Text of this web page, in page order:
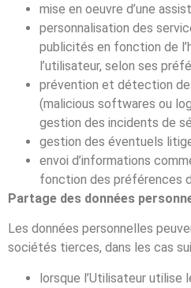
mise en oeuvre d’une
personnalisation des
publicités en fonction de
l’utilisateur, selon ses
prévention et détection
(malicious softwares ou
gestion des incidents de
gestion des éventuels
envoi d’informations
fonction des préférences
Partage des données
Les données personnelles
sociétés tierces, dans les cas
lorsque l’Utilisateur utilise